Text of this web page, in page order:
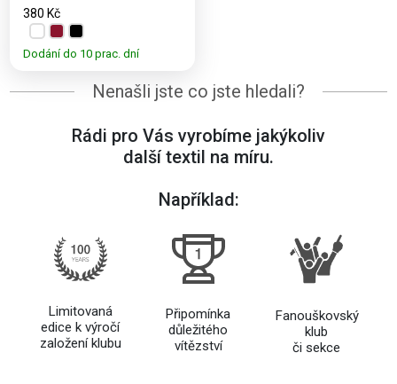
380 Kč
Dodání do 10 prac. dní
Nenašli jste co jste hledali?
Rádi pro Vás vyrobíme jakýkoliv
další textil na míru.
Například:
Limitovaná
edice k výročí
založení klubu
Připomínka
důležitého
vítězství
Fanouškovský
klub
či sekce